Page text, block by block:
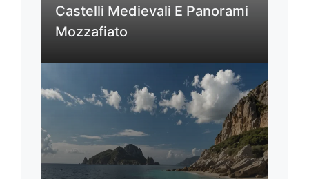
Castelli Medievali E Panorami
Mozzafiato